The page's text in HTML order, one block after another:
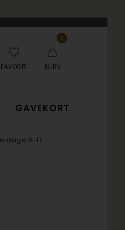
FAVORIT
0
KURV
GAVEKORT
9-17